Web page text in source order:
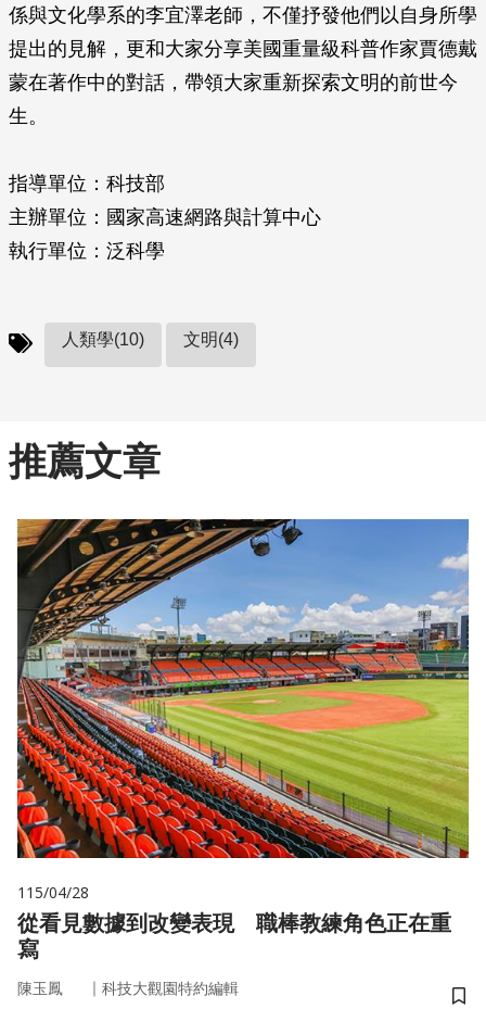
係與文化學系的李宜澤老師，不僅抒發他們以自身所學
提出的見解，更和大家分享美國重量級科普作家賈德戴
蒙在著作中的對話，帶領大家重新探索文明的前世今
生。
指導單位：科技部
主辦單位：國家高速網路與計算中心
執行單位：泛科學
人類學(10) 文明(4)
推薦文章
115/04/28
從看見數據到改變表現 職棒教練角色正在重
寫
陳玉鳳 ｜ 科技大觀園特約編輯
儲